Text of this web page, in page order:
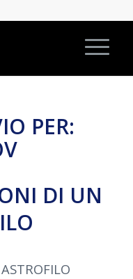
PER:
DI UN